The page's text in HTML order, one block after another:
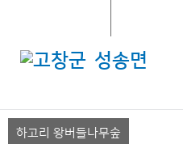
성송면
하고리 왕버들나무숲